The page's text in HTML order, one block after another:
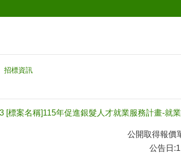
招標資訊
[標案名稱]115年促進銀髮人才就業服務計畫-就
公開取得報價
公告日